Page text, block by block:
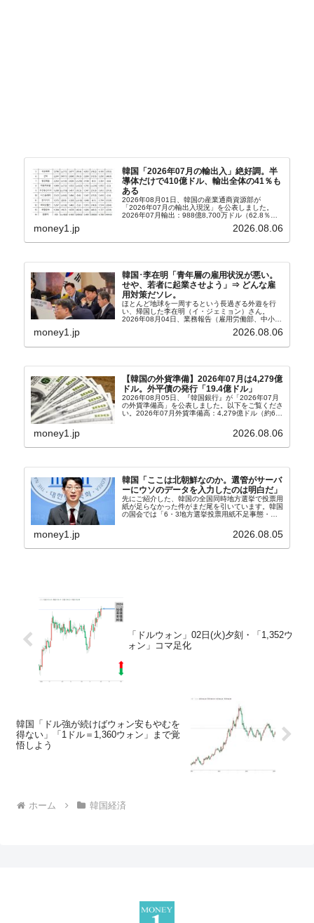
韓国「2026年07月の輸出入」絶好調。半
導体だけで410億ドル、輸出全体の41％も
ある
2026年08月01日、韓国の産業通商資源部が
「2026年07月の輸出入現況」を公表しました。
2026年07月輸出：988億8,700万ドル（62.8％）
money1.jp 2026.08.06
韓国･李在明「青年層の雇用状況が悪い。
せや、若者に起業させよう」⇒ どんな雇
用対策だソレ。
ほとんど地球を一周するという長過ぎる外遊を行
い、帰国した李在明（イ・ジェミョン）さん。
2026年08月04日、業務報告（雇用労働部、中小ベ
上、韓国大統領に成りおおせた李在明（イ・ジェミ
money1.jp 2026.08.06
【韓国の外貨準備】2026年07月は4,279億
ドル。外平債の発行「19.4億ドル」
2026年08月05日、『韓国銀行』が「2026年07月
の外貨準備高」を公表しました。以下をご覧くださ
い。2026年07月外貨準備高：4,279億ドル（約67
money1.jp 2026.08.06
韓国「ここは北朝鮮なのか。選管がサーバ
ーにウソのデータを入力したのは明白だ」
先にご紹介した、韓国の全国同時地方選挙で投票用
紙が足らなかった件がまだ尾を引いています。韓国
の国会では「6・3地方選挙投票用紙不足事態・国
す。『国民の力』の朱晋佑（チュ・ジヌ）議員はそ
money1.jp 2026.08.05
「ドルウォン」02日(火)夕刻・「1,352ウ
ォン」コマ足化
韓国「ドル強が続けばウォン安もやむを
得ない」「1ドル＝1,360ウォン」まで覚
悟しよう
ホーム 韓国経済